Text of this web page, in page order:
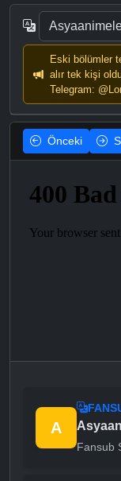
Eski bölümler
alır tek kişi
Telegram:
Önceki
A
Fansub